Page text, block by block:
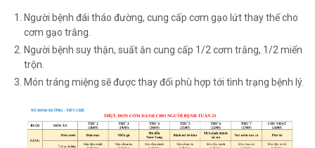
Người bệnh đái tháo đường, cung cấp cơm gạo lứt thay thế cho
cơm gạo trắng.
Người bệnh suy thận, suất ăn cung cấp 1/2 cơm trắng, 1/2 miến
trộn.
Món tráng miệng sẽ được thay đổi phù hợp tới tình trạng bệnh lý.